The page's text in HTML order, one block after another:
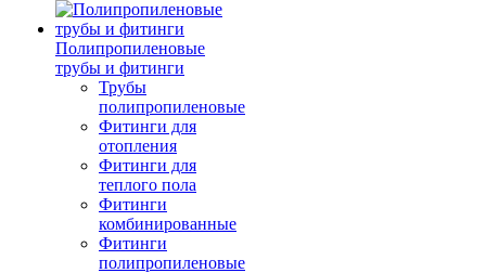
Полипропиленовые
трубы и фитинги
Трубы
полипропиленовые
Фитинги для
отопления
Фитинги для
теплого пола
Фитинги
комбинированные
Фитинги
полипропиленовые